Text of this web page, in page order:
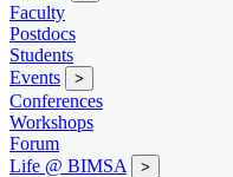
Faculty
Postdocs
Students
Events
>
Conferences
Workshops
Forum
Life @ BIMSA
>